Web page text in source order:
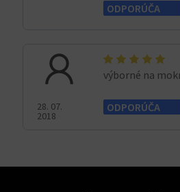
ODPORÚČA
28. 07.
2018
výborné na
ODPORÚČA